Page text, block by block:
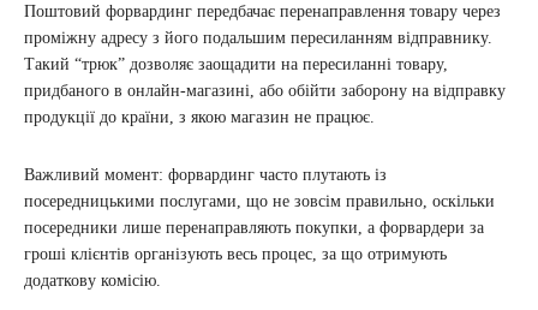
Поштовий форвардинг передбачає перенаправлення товару через
проміжну адресу з його подальшим пересиланням відправнику.
Такий “трюк” дозволяє заощадити на пересиланні товару,
придбаного в онлайн-магазині, або обійти заборону на відправку
продукції до країни, з якою магазин не працює.
Важливий момент: форвардинг часто плутають із
посередницькими послугами, що не зовсім правильно, оскільки
посередники лише перенаправляють покупки, а форвардери за
гроші клієнтів організують весь процес, за що отримують
додаткову комісію.